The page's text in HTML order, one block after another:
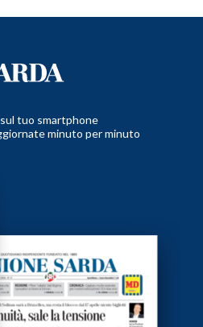
tuo smartphone
minuto per minuto